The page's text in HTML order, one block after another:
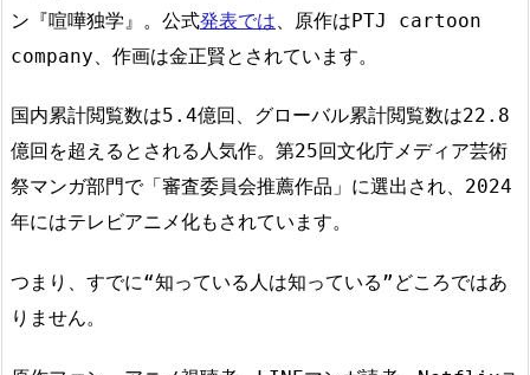
ン『喧嘩独学』。公式発表では 、原作はPTJ cartoon
company、作画は金正賢とされています。
国内累計閲覧数は5.4億回、グローバル累計閲覧数は22.8
億回を超えるとされる人気作。第25回文化庁メディア芸術
祭マンガ部門で「審査委員会推薦作品」に選出され、2024
年にはテレビアニメ化もされています。
つまり、すでに“知っている人は知っている”どころではあ
りません。